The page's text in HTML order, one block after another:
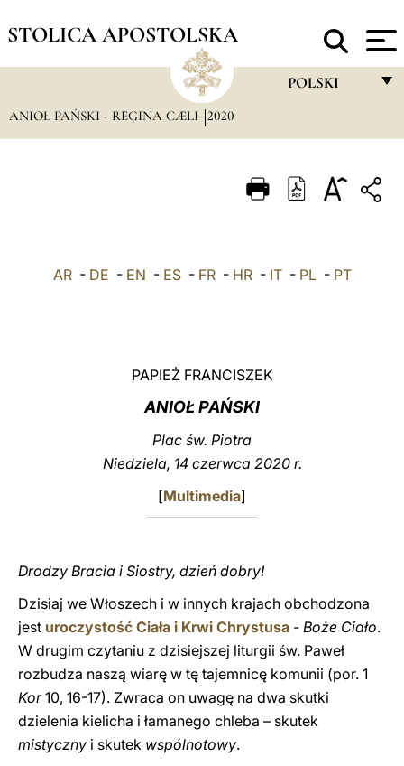
STOLICA APOSTOLSKA
POLSKI
ITALIANO
ANIOŁ PAŃSKI - REGINA CÆLI 2020
AR- DE - EN - ES- FR- HR- IT- PL- PT
PAPIEŻ FRANCISZEK
ANIOŁ PAŃSKI
Plac św. Piotra
Niedziela, 14 czerwca 2020 r.
[Multimedia]
Drodzy Bracia i Siostry, dzień dobry!
Dzisiaj we Włoszech i w innych krajach obchodzona
jest uroczystość Ciała i Krwi Chrystusa - Boże Ciało.
W drugim czytaniu z dzisiejszej liturgii św. Paweł
rozbudza naszą wiarę w tę tajemnicę komunii (por. 1
Kor10, 16-17). Zwraca on uwagę na dwa skutki
dzielenia kielicha i łamanego chleba – skutek
mistyczny i skutek wspólnotowy.